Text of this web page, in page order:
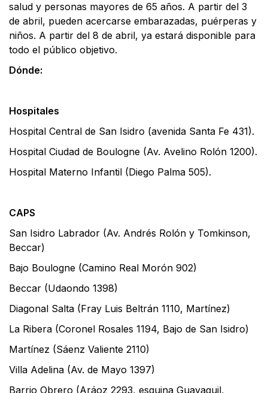
salud y personas mayores de 65 años. A partir del 3
de abril, pueden acercarse embarazadas, puérperas y
niños. A partir del 8 de abril, ya estará disponible para
todo el público objetivo.
Dónde:
Hospitales
Hospital Central de San Isidro (avenida Santa Fe 431).
Hospital Ciudad de Boulogne (Av. Avelino Rolón 1200).
Hospital Materno Infantil (Diego Palma 505).
CAPS
San Isidro Labrador (Av. Andrés Rolón y Tomkinson,
Beccar)
Bajo Boulogne (Camino Real Morón 902)
Beccar (Udaondo 1398)
Diagonal Salta (Fray Luis Beltrán 1110, Martínez)
La Ribera (Coronel Rosales 1194, Bajo de San Isidro)
Martínez (Sáenz Valiente 2110)
Villa Adelina (Av. de Mayo 1397)
Barrio Obrero (Aráoz 2293, esquina Guayaquil,